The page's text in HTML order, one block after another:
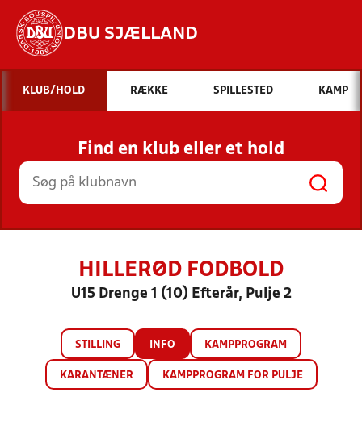
DBU SJÆLLAND
Hvad vil du søge efter?
INDHOLD OG NYHEDER
STILLINGER, RESULTATER, KLUBBER OG
HOLD
KLUB/HOLD RÆKKE SPILLESTED KAMP
Find en klub eller et hold
HILLERØD FODBOLD
U15 Drenge 1 (10) Efterår, Pulje 2
STILLING INFO KAMPPROGRAM
KARANTÆNER KAMPPROGRAM FOR PULJE